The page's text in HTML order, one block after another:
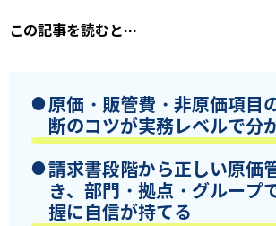
この記事を読むと···
原価・販管費・非原価項目
断のコツが実務レベルで分
請求書段階から正しい原価
き、部門・拠点・グループ
握に自信が持てる